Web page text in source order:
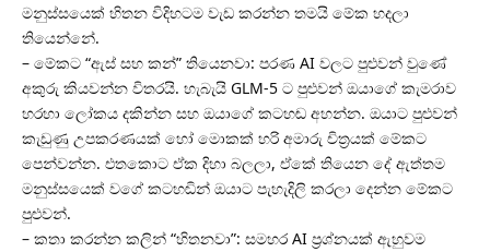
මනුස්සයෙක් හිතන විදිහටම වැඩ කරන්න තමයි මේක හදලා
තියෙන්නේ.
– මේකට “ඇස් සහ කන්” තියෙනවා: පරණ AI වලට පුළුවන් වුණේ
අකුරු කියවන්න විතරයි. හැබැයි GLM-5 ට පුළුවන් ඔයාගේ කැමරාව
හරහා ලෝකය දකින්න සහ ඔයාගේ කටහඬ අහන්න. ඔයාට පුළුවන්
කැඩුණු උපකරණයක් හෝ මොකක් හරි අමාරු චිත්‍රයක් මේකට
පෙන්වන්න. එතකොට ඒක දිහා බලලා, ඒකේ තියෙන දේ ඇත්තම
මනුස්සයෙක් වගේ කටහඬින් ඔයාට පැහැදිලි කරලා දෙන්න මේකට
පුළුවන්.
– කතා කරන්න කලින් “හිතනවා”: සමහර AI ප්‍රශ්නයක් ඇහුවම